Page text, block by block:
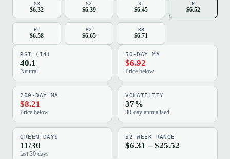
S3
$6.32
S2
$6.39
S1
$6.45
P
$6.52
R1
$6.58
R2
$6.65
R3
$6.71
RSI (14)
40.1
Neutral
50-DAY MA
$6.92
Price below
200-DAY MA
$8.21
Price below
VOLATILITY
37%
30-day annualised
GREEN DAYS
11/30
last 30 days
52-WEEK RANGE
$6.31 – $25.52